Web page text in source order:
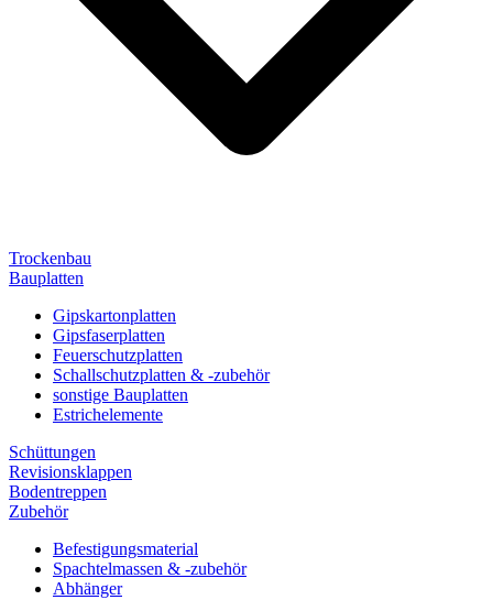
Trockenbau
Bauplatten
Gipskartonplatten
Gipsfaserplatten
Feuerschutzplatten
Schallschutzplatten & -zubehör
sonstige Bauplatten
Estrichelemente
Schüttungen
Revisionsklappen
Bodentreppen
Zubehör
Befestigungsmaterial
Spachtelmassen & -zubehör
Abhänger